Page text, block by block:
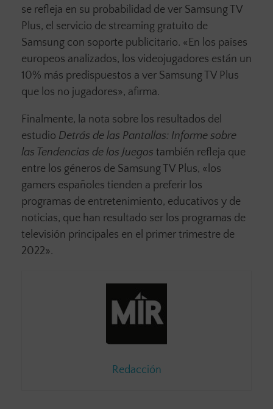
se refleja en su probabilidad de ver Samsung TV
Plus, el servicio de streaming gratuito de
Samsung con soporte publicitario. «En los países
europeos analizados, los videojugadores están un
10% más predispuestos a ver Samsung TV Plus
que los no jugadores», afirma.
Finalmente, la nota sobre los resultados del
estudio Detrás de las Pantallas: Informe sobre
las Tendencias de los Juegos también refleja que
entre los géneros de Samsung TV Plus, «los
gamers españoles tienden a preferir los
programas de entretenimiento, educativos y de
noticias, que han resultado ser los programas de
televisión principales en el primer trimestre de
2022».
Redacción